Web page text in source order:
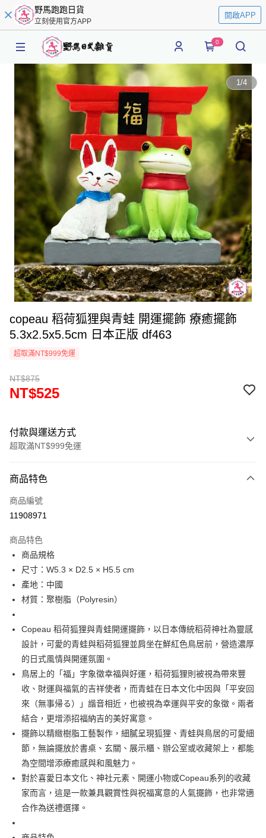
野馬跑跑日貨
立刻使用官方APP
開啟APP
0
1/4
copeau 稻荷狐狸與青蛙 開運擺飾 療癒擺飾
5.3x2.5x5.5cm 日本正版 df463
超取滿NT$999免運
NT$875
NT$525
付款與運送方式
超取滿NT$999免運
信用卡一次付款
信用卡分期付款
合作金庫商業銀行
華南商業銀行
上海商業儲蓄銀行
國泰世華商業銀行
臺灣中小企業銀行
元大商業銀行
永豐商業銀行
玉山商業銀行
星展（台灣）商業銀行
台新國際商業銀行
台灣樂天信用卡公司
超商取貨付款
LINE Pay
Apple Pay
街口支付
Google Pay
運送方式
全家取貨付款
每筆NT$65，滿NT$999(含以上)免運費
付款後全家取貨
每筆NT$65，滿NT$999(含以上)免運費
7-11取貨付款
每筆NT$65，滿NT$999(含以上)免運費
商品特色
商品編號
11908971
商品特色
商品規格
尺寸：W5.3 × D2.5 × H5.5 cm
產地：中國
材質：聚樹脂（Polyresin）
Copeau 稻荷狐狸與青蛙開運擺飾，以日本傳統稻荷神社為靈感
設計，可愛的青蛙與稻荷狐狸並肩坐在鮮紅色鳥居前，營造濃厚
的日式風情與開運氛圍。
鳥居上的「福」字象徵幸福與好運，稻荷狐狸則被視為帶來豐
收、財運與福氣的吉祥使者，而青蛙在日本文化中因與「平安回
來（無事帰る）」諧音相近，也被視為幸運與平安的象徵。兩者
結合，更增添招福納吉的美好寓意。
擺飾以精緻樹脂工藝製作，細膩呈現狐狸、青蛙與鳥居的可愛細
節，無論擺放於書桌、玄關、展示櫃、辦公室或收藏架上，都能
為空間增添療癒感與和風魅力。
對於喜愛日本文化、神社元素、開運小物或Copeau系列的收藏
家而言，這是一款兼具觀賞性與祝福寓意的人氣擺飾，也非常適
合作為送禮選擇。